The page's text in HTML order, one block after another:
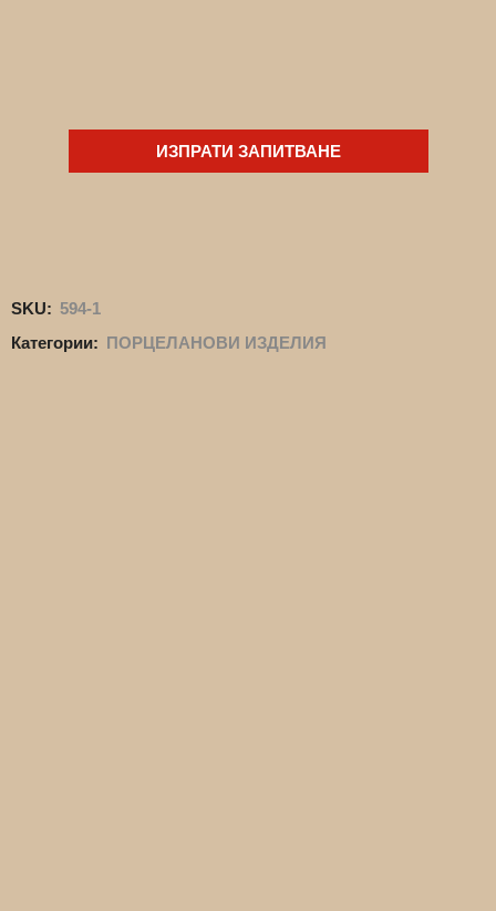
ИЗПРАТИ ЗАПИТВАНЕ
SKU: 594-1
Категории:
ПОРЦЕЛАНОВИ ИЗДЕЛИЯ